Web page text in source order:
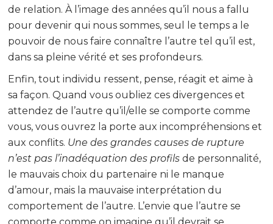
de relation. À l’image des années qu’il nous a fallu
pour devenir qui nous sommes, seul le temps a le
pouvoir de nous faire connaître l’autre tel qu’il est,
dans sa pleine vérité et ses profondeurs.
Enfin, tout individu ressent, pense, réagit et aime à
sa façon. Quand vous oubliez ces divergences et
attendez de l’autre qu’il/elle se comporte comme
vous, vous ouvrez la porte aux incompréhensions et
aux conflits. Une des grandes causes de rupture
n’est pas l’inadéquation des profils de personnalité,
le mauvais choix du partenaire ni le manque
d’amour, mais la mauvaise interprétation du
comportement de l’autre. L’envie que l’autre se